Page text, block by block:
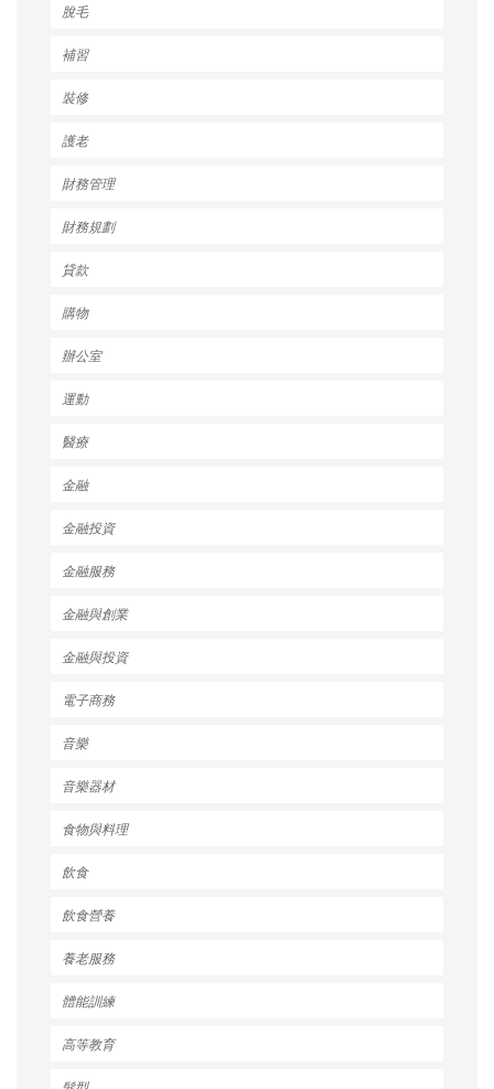
脫毛
補習
裝修
護老
財務管理
財務規劃
貸款
購物
辦公室
運動
醫療
金融
金融投資
金融服務
金融與創業
金融與投資
電子商務
音樂
音樂器材
食物與料理
飲食
飲食營養
養老服務
體能訓練
高等教育